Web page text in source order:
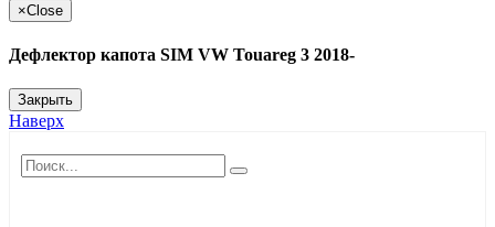
×Close
Дефлектор капота SIM VW Touareg 3 2018-
Закрыть
Наверх